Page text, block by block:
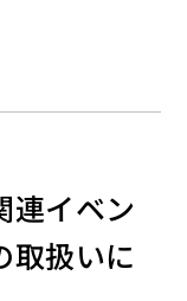
連イベン
取扱いに